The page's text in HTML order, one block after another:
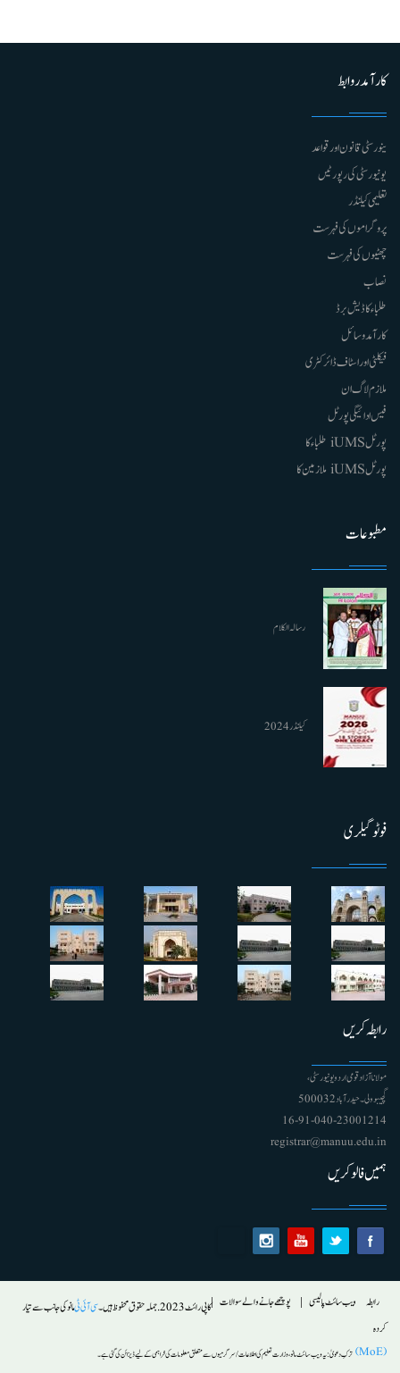
کارآمد روابط
ینورسٹی قانون اور قواعد
یونیورسٹی کی رپورٹیں
تعلیمی کیلنڈر
پروگراموں کی فہرست
چھٹیوں کی فہرست
نصاب
طلباء کا ڈیش برڈ
کارآمد وسائل
فیکلٹی اور اسٹاف ڈائرکٹری
ملازم لاگ ان
فیس ادائیگی پورٹل
پورٹل iUMS طلباء کا
پورٹل iUMS ملازمین کا
مطبوعات
رسالہ الکلام
کیلنڈر 2024
فوٹو گیلری
رابطہ کریں
مولانا آزاد قومی اردو یونیورسٹی ،
گچیبوولی۔ حیدرآباد 500032
91-040-23001214 - 16
registrar@manuu.edu.in
ہمیں فالو کریں
Footer
رابطہ ویب سائٹ پالیسی پوچھے جانے والے سوالات کاپی رائٹ 2023. جملہ حقوق محفوظ ہیں۔ سی آئی ٹیمانو کی جانب سے تیار
کردہ
(MoE)
ترکِ دعویٰ :یہ ویب سائٹ مانو ، وزارت تعلیم کی اطلاعات/ سرگرمیوں سے متعلق معلومات کی فراہمی کے لیے ڈیزائن کی گئی ہے۔